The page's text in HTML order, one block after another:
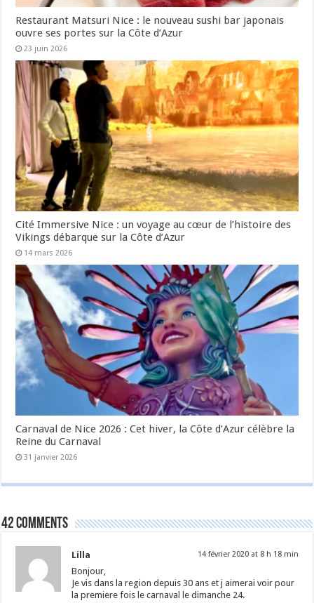
Restaurant Matsuri Nice : le nouveau sushi bar japonais
ouvre ses portes sur la Côte d’Azur
23 juin 2026
Cité Immersive Nice : un voyage au cœur de l’histoire des
Vikings débarque sur la Côte d’Azur
14 mars 2026
Carnaval de Nice 2026 : Cet hiver, la Côte d’Azur célèbre la
Reine du Carnaval
31 janvier 2026
42 comments
Lilla 14 février 2020 at 8 h 18 min
Bonjour,
Je vis dans la region depuis 30 ans et j aimerai voir pour
la premiere fois le carnaval le dimanche 24.